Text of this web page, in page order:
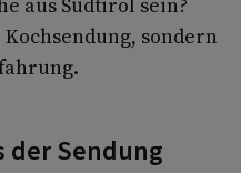
sondern
der Sendung